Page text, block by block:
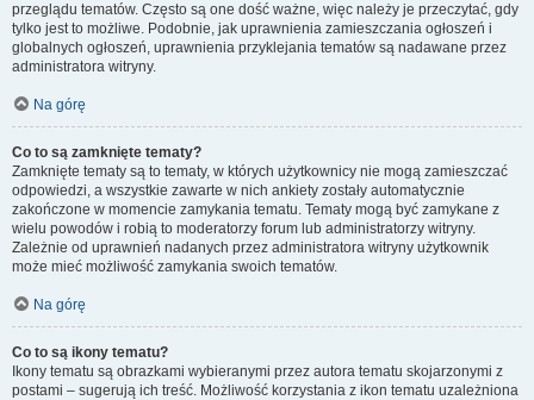
przeglądu tematów. Często są one dość ważne, więc należy je przeczytać, gdy
tylko jest to możliwe. Podobnie, jak uprawnienia zamieszczania ogłoszeń i
globalnych ogłoszeń, uprawnienia przyklejania tematów są nadawane przez
administratora witryny.
Na górę
Co to są zamknięte tematy?
Zamknięte tematy są to tematy, w których użytkownicy nie mogą zamieszczać
odpowiedzi, a wszystkie zawarte w nich ankiety zostały automatycznie
zakończone w momencie zamykania tematu. Tematy mogą być zamykane z
wielu powodów i robią to moderatorzy forum lub administratorzy witryny.
Zależnie od uprawnień nadanych przez administratora witryny użytkownik
może mieć możliwość zamykania swoich tematów.
Na górę
Co to są ikony tematu?
Ikony tematu są obrazkami wybieranymi przez autora tematu skojarzonymi z
postami – sugerują ich treść. Możliwość korzystania z ikon tematu uzależniona